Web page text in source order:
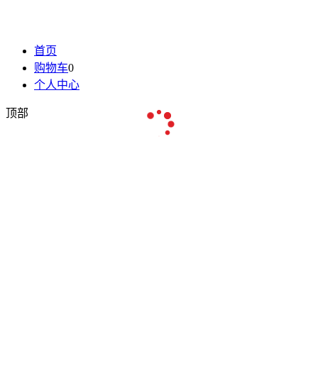
首页
购物车0
个人中心
顶部